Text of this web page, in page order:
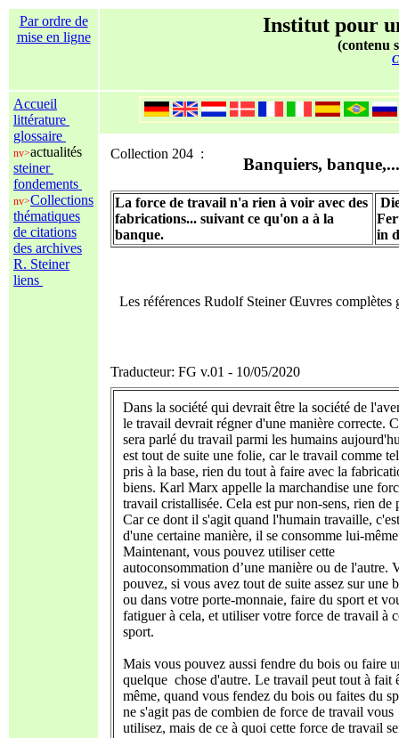
Par ordre de
mise en ligne
Institut pour
(contenu
Accueil
littérature
glossaire
nv>actualités
steiner
fondements
nv>Collections
thématiques
de citations
des archives
R. Steiner
liens
Collection 204 :
Banquiers,
La force de travail n'a rien à voir avec des
fabrications... suivant ce qu'on a à la
banque.
in
Les références Rudolf Steiner Œuvres complètes
Traducteur: FG v.01 - 10/05/2020
Dans la société qui devrait être la société de
le travail devrait régner d'une manière correcte.
sera parlé du travail parmi les humains
est tout de suite une folie, car le travail comme
pris à la base, rien du tout à faire avec la
biens. Karl Marx appelle la marchandise une
travail cristallisée. Cela est pur non-sens, rien de
Car ce dont il s'agit quand l'humain travaille,
d'une certaine manière, il se consomme lui-
Maintenant, vous pouvez utiliser cette
autoconsommation d’une manière ou de l'autre.
pouvez, si vous avez tout de suite assez sur une
ou dans votre porte-monnaie, faire du sport et
fatiguer à cela, et utiliser votre force de travail à
sport.
Mais vous pouvez aussi fendre du bois ou faire
quelque chose d'autre. Le travail peut tout à fait
même, quand vous fendez du bois ou faites du
ne s'agit pas de combien de force de travail vous
utilisez, mais de ce à quoi cette force de travail